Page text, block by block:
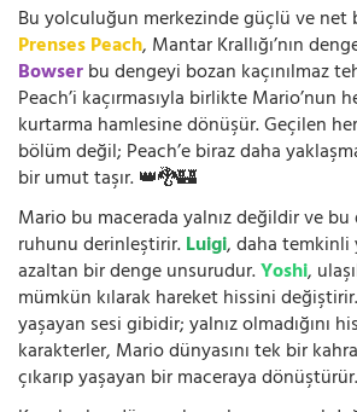
Bu yolculuğun merkezinde güçlü ve net
Prenses Peach, Mantar Krallığı’nın
Bowserbu dengeyi bozan kaçınılmaz
Peach’i kaçırmasıyla birlikte Mario’nun
kurtarma hamlesine dönüşür. Geçilen
bölüm değil; Peach’e biraz daha
bir umut taşır. 👑🐉🏰
Mario bu macerada yalnız değildir ve
ruhunu derinleştirir.Luigi, daha temkinli
azaltan bir denge unsurudur.Yoshi,
mümkün kılarak hareket hissini değiştirir.
yaşayan sesi gibidir; yalnız olmadığını
karakterler, Mario dünyasını tek bir
çıkarıp yaşayan bir maceraya